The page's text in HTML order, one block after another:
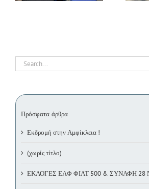
Search
for:
Πρόσφατα άρθρα
Εκδρομή στην Αμφίκλεια !
(χωρίς τίτλο)
ΕΚΛΟΓΕΣ ΕΛΦ ΦΙΑΤ 500 & ΣΥΝΑΦΗ 28